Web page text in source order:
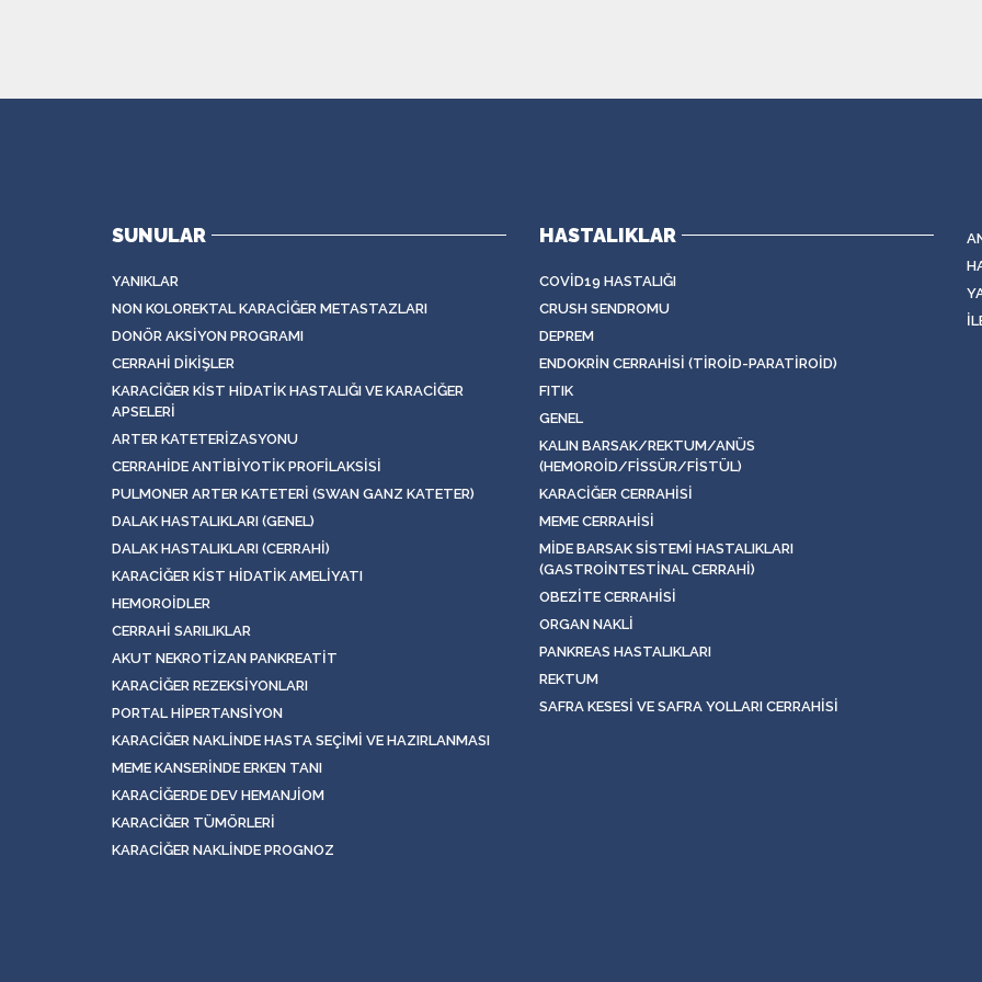
SUNULAR
YANIKLAR
NON KOLOREKTAL KARACIĞER METASTAZLARI
DONÖR AKSIYON PROGRAMI
CERRAHI DIKIŞLER
KARACIĞER KIST HIDATIK HASTALIĞI VE KARACIĞER
APSELERI
ARTER KATETERIZASYONU
CERRAHIDE ANTIBIYOTIK PROFILAKSISI
PULMONER ARTER KATETERI (SWAN GANZ KATETER)
DALAK HASTALIKLARI (GENEL)
DALAK HASTALIKLARI (CERRAHI)
KARACIĞER KIST HIDATIK AMELIYATI
HEMOROIDLER
CERRAHI SARILIKLAR
AKUT NEKROTIZAN PANKREATIT
KARACIĞER REZEKSIYONLARI
PORTAL HIPERTANSIYON
KARACIĞER NAKLINDE HASTA SEÇIMI VE HAZIRLANMASI
MEME KANSERINDE ERKEN TANI
KARACIĞERDE DEV HEMANJIOM
KARACIĞER TÜMÖRLERI
KARACIĞER NAKLINDE PROGNOZ
HASTALIKLAR
COVID19 HASTALIĞI
CRUSH SENDROMU
DEPREM
ENDOKRIN CERRAHISI (TIROID-PARATIROID)
FITIK
GENEL
KALIN BARSAK/REKTUM/ANÜS
(HEMOROID/FISSÜR/FISTÜL)
KARACIĞER CERRAHISI
MEME CERRAHISI
MIDE BARSAK SISTEMI HASTALIKLARI
(GASTROINTESTINAL CERRAHI)
OBEZITE CERRAHISI
ORGAN NAKLI
PANKREAS HASTALIKLARI
REKTUM
SAFRA KESESI VE SAFRA YOLLARI CERRAHISI